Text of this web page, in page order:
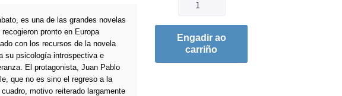
es una de las grandes novelas
pronto en Europa
con los recursos de la novela
su psicología introspectiva e
El protagonista, Juan Pablo
que no es sino el regreso a la
motivo reiterado largamente
Engadir ao
carriño